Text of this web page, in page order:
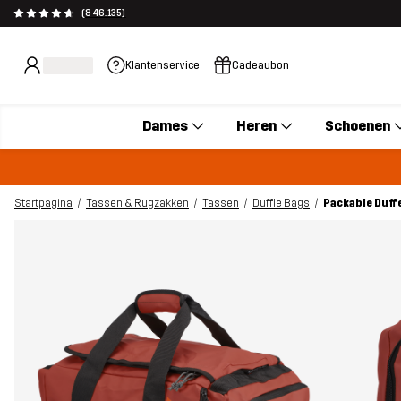
(846.135)
Klantenservice Cadeaubon
Dames Heren Schoenen
Startpagina Tassen & Rugzakken Tassen Duffle Bags Packable